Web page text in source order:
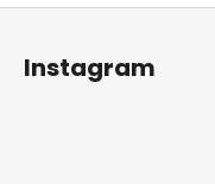
Z
Instagram